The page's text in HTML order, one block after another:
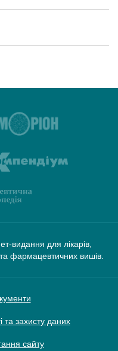
видання для лікарів,
фармацевтичних вишів.
та захисту даних
сайту